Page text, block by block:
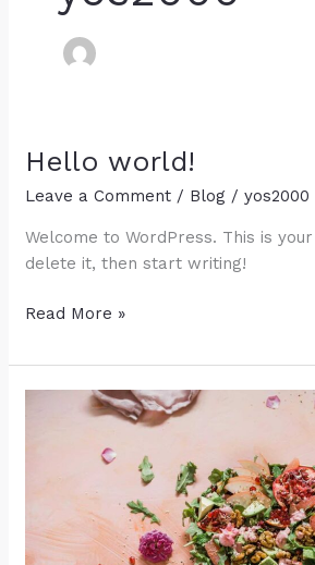
Hello world!
Leave a Comment / Blog /yos2000
Welcome to WordPress. This is
delete it, then start writing!
Hello
Read More »